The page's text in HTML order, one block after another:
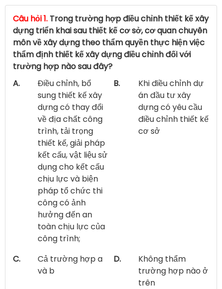
Câu hỏi 1. Trong trường hợp điều chỉnh thiết kế xây
dựng triển khai sau thiết kế cơ sở, cơ quan chuyên
môn về xây dựng theo thẩm quyền thực hiện việc
thẩm định thiết kế xây dựng điều chỉnh đối với
trường hợp nào sau đây?
A.
Điều chỉnh, bổ
sung thiết kế xây
dựng có thay đổi
về địa chất công
trình, tải trọng
thiết kế, giải pháp
kết cấu, vật liệu sử
dụng cho kết cấu
chịu lực và biện
pháp tổ chức thi
công có ảnh
hưởng đến an
toàn chịu lực của
công trình;
B.
Khi điều chỉnh dự
án đầu tư xây
dựng có yêu cầu
điều chỉnh thiết kế
cơ sở
C.
Cả trường hợp a
và b
D.
Không thẩm
trường hợp nào ở
trên